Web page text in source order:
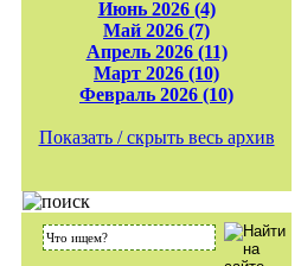
Июнь 2026 (4)
Май 2026 (7)
Апрель 2026 (11)
Март 2026 (10)
Февраль 2026 (10)
Показать / скрыть весь архив